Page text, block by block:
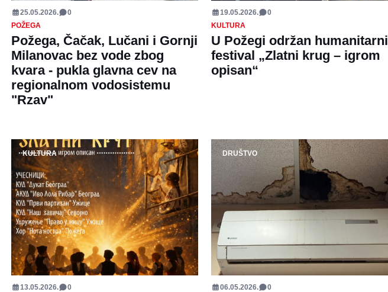
25.05.2026.
0
POŽEGA
Požega, Čačak, Lučani i Gornji
Milanovac bez vode zbog
kvara - pukla glavna cev na
regionalnom vodosistemu
"Rzav"
19.05.2026.
0
KULTURA
U Požegi održan humanitarni
festival „Zlatni krug – igrom
opisan“
KULTURA
13.05.2026.
0
DRUŠTVO
06.05.2026.
0